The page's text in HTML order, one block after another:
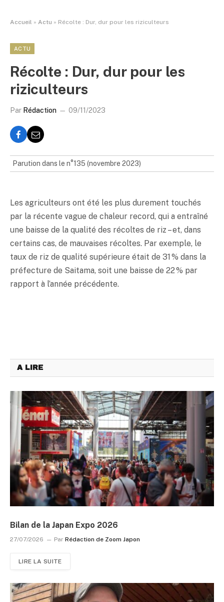
Accueil » Actu » Récolte : Dur, dur pour les riziculteurs
ACTU
Récolte : Dur, dur pour les
riziculteurs
Par Rédaction 09/11/2023
Parution dans le n°135 (novembre 2023)
Les agriculteurs ont été les plus durement touchés
par la récente vague de chaleur record, qui a entraîné
une baisse de la qualité des récoltes de riz – et, dans
certains cas, de mauvaises récoltes. Par exemple, le
taux de riz de qualité supérieure était de 31 % dans la
préfecture de Saitama, soit une baisse de 22 % par
rapport à l’année précédente.
A LIRE
Bilan de la Japan Expo 2026
27/07/2026 Par Rédaction de Zoom Japon
LIRE LA SUITE